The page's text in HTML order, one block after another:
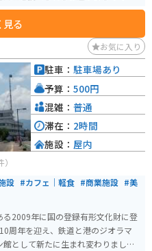
見る
お気に入り
設 #カフェ｜軽食 #商業施設 #美
2009年に国の登録有形文化財に登
周年を迎え、鉄道と港のジオラマ
として新たに生まれ変わりまし
駐車： 駐車場あり
予算： 500円
混雑： 普通
滞在： 2時間
施設： 屋内